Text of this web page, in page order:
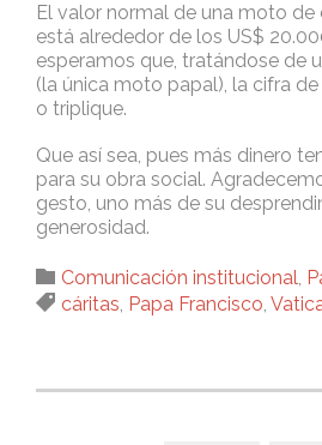
El valor normal de una moto
está alrededor de los US$
esperamos que, tratándose de
(la única moto papal), la cifra
o triplique.
Que así sea, pues más dinero
para su obra social.
gesto, uno más de su
generosidad.
 Category
Comunicación institucional,
 Tags
cáritas, Papa Francisco,